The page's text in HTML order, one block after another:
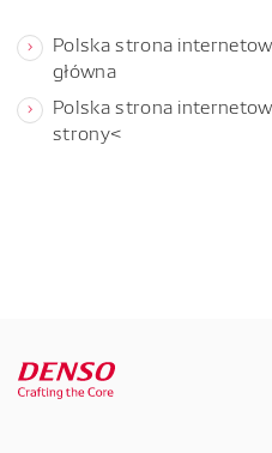
Polska strona
główna
Polska strona
strony<